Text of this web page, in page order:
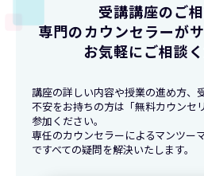
受講講座のご相
専門のカウンセラーが
お気軽にご相談く
講座の詳しい内容や授業の進め方、
不安をお持ちの方は「無料カウンセ
参加ください。
専任のカウンセラーによるマンツー
ですべての疑問を解決いたします。